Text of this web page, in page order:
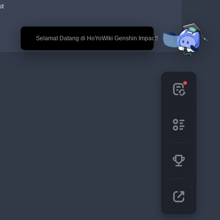
🎉 Selamat Datang di HoYoWiki Genshin Impact!